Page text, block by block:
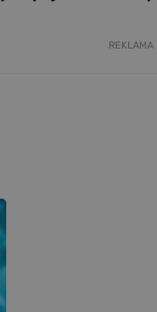
REKLAMA